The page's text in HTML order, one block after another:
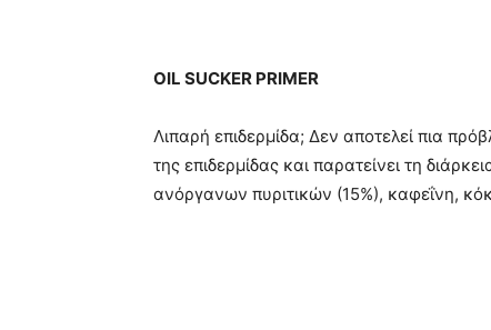
OIL SUCKER PRIMER
Λιπαρή επιδερμίδα; Δεν αποτελεί πια
της επιδερμίδας και παρατείνει τη
ανόργανων πυριτικών (15%), καφεΐνη,